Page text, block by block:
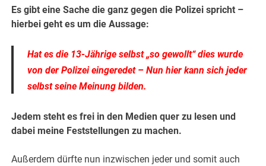
Es gibt eine Sache die ganz gegen die Polizei spricht –
hierbei geht es um die Aussage:
Hat es die 13-Jährige selbst „so gewollt“ dies wurde
von der Polizei eingeredet – Nun hier kann sich jeder
selbst seine Meinung bilden.
Jedem steht es frei in den Medien quer zu lesen und
dabei meine Feststellungen zu machen.
Außerdem dürfte nun inzwischen jeder und somit auch